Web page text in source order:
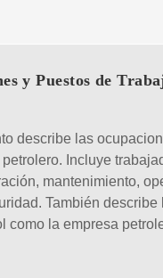
y Puestos de
describe las
Incluye
mantenimiento,
También
como la empresa